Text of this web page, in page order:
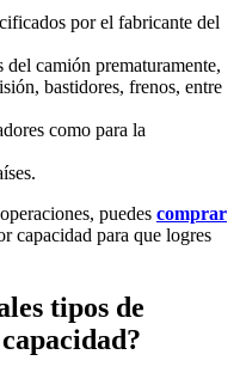
por el fabricante del
del camión prematuramente,
bastidores, frenos, entre
como para la
puedes comprar
capacidad para que logres
tipos de